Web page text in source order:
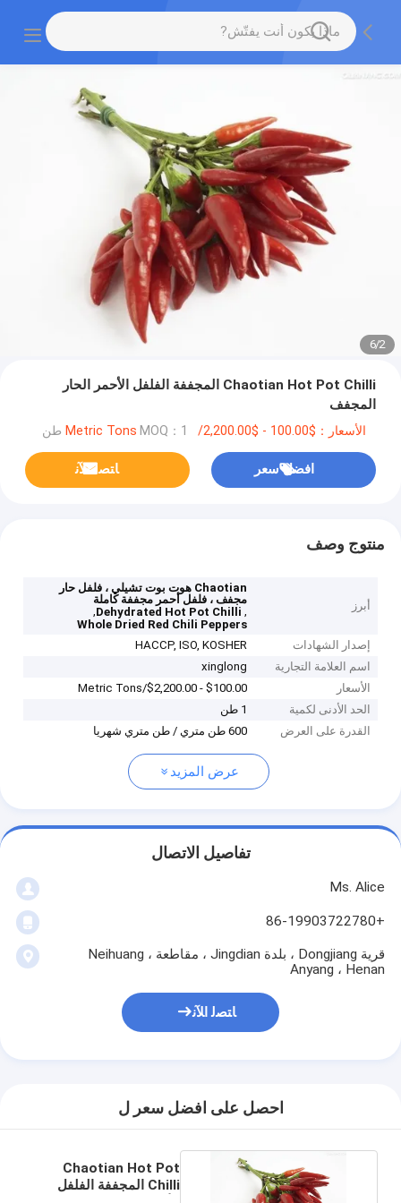
2
/
6
Chaotian Hot Pot Chilli المجففة الفلفل الأحمر الحار
المجفف
الأسعار：$100.00 - $2,200.00/Metric Tons MOQ：1 طن
افضل سعر ﺎﺘﺼﻟ ﺍﻶﻧ
منتوج وصف
أبرز
Chaotian هوت بوت تشيلي ، فلفل حار
مجفف ، فلفل أحمر مجففة كاملة
,
Dehydrated Hot Pot Chilli
,
Whole Dried Red Chili Peppers
إصدار الشهادات
HACCP, ISO, KOSHER
اسم العلامة التجارية
xinglong
الأسعار
$100.00 - $2,200.00/Metric Tons
الحد الأدنى لكمية
1 طن
القدرة على العرض
600 طن متري / طن متري شهريا
عرض المزيد
تفاصيل الاتصال
Ms. Alice
+86-19903722780
قرية Dongjiang ، بلدة Jingdian ، مقاطعة Neihuang ،
Anyang ، Henan
ﺎﺘﺼﻟ ﺍﻶﻧ
احصل على افضل سعر ل
Chaotian Hot Pot
Chilli المجففة الفلفل